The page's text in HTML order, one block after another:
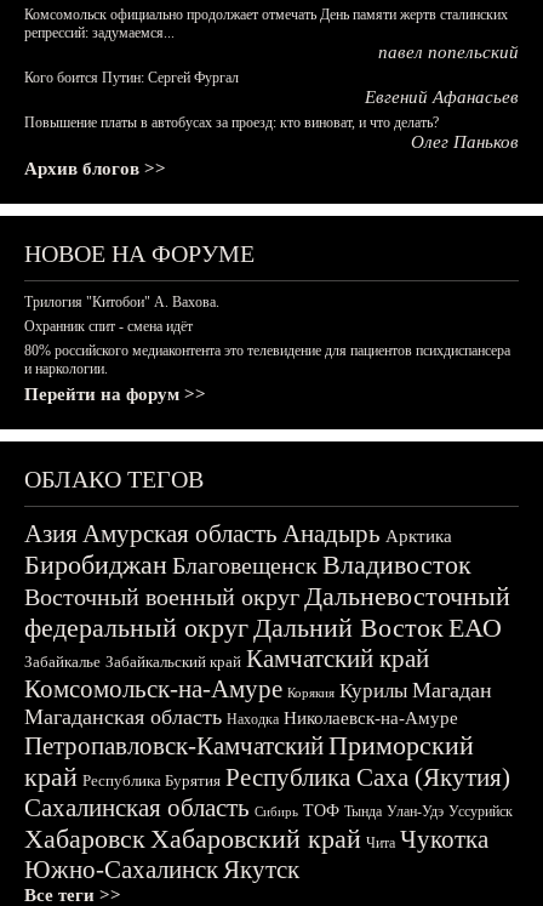
Комсомольск официально продолжает отмечать День памяти жертв сталинских
репрессий: задумаемся...
павел попельский
Кого боится Путин: Сергей Фургал
Евгений Афанасьев
Повышение платы в автобусах за проезд: кто виноват, и что делать?
Олег Паньков
Архив блогов >>
НОВОЕ НА ФОРУМЕ
Трилогия "Китобои" А. Вахова.
Охранник спит - смена идёт
80% российского медиаконтента это телевидение для пациентов психдиспансера
и наркологии.
Перейти на форум >>
ОБЛАКО ТЕГОВ
АзияАмурская область Анадырь Арктика
БиробиджанБлаговещенскВладивосток
Восточный военный округДальневосточный
федеральный округДальний ВостокЕАО
Забайкалье Забайкальский край Камчатский край
Комсомольск-на-Амуре Корякия Курилы Магадан
Магаданская область Находка Николаевск-на-Амуре
Петропавловск-КамчатскийПриморский
край Республика Бурятия Республика Саха (Якутия)
Сахалинская область Сибирь ТОФ Тында Улан-Удэ Уссурийск
ХабаровскХабаровский край Чита Чукотка
Южно-СахалинскЯкутск
Все теги >>